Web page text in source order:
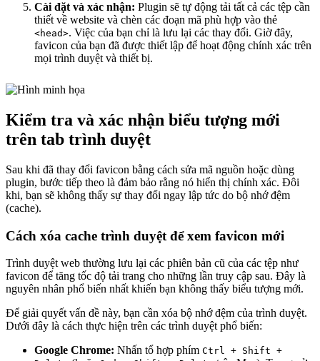
Cài đặt và xác nhận: Plugin sẽ tự động tải tất cả các tệp cần
thiết về website và chèn các đoạn mã phù hợp vào thẻ
<head>. Việc của bạn chỉ là lưu lại các thay đổi. Giờ đây,
favicon của bạn đã được thiết lập để hoạt động chính xác trên
mọi trình duyệt và thiết bị.
Kiểm tra và xác nhận biểu tượng mới
trên tab trình duyệt
Sau khi đã thay đổi favicon bằng cách sửa mã nguồn hoặc dùng
plugin, bước tiếp theo là đảm bảo rằng nó hiển thị chính xác. Đôi
khi, bạn sẽ không thấy sự thay đổi ngay lập tức do bộ nhớ đệm
(cache).
Cách xóa cache trình duyệt để xem favicon mới
Trình duyệt web thường lưu lại các phiên bản cũ của các tệp như
favicon để tăng tốc độ tải trang cho những lần truy cập sau. Đây là
nguyên nhân phổ biến nhất khiến bạn không thấy biểu tượng mới.
Để giải quyết vấn đề này, bạn cần xóa bộ nhớ đệm của trình duyệt.
Dưới đây là cách thực hiện trên các trình duyệt phổ biến:
Google Chrome: Nhấn tổ hợp phím Ctrl + Shift +